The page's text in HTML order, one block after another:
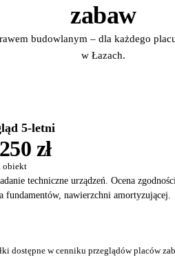
zabaw
budowlanym – dla każdego
w Łazach.
5-letni
zł
obiekt
techniczne urządzeń. Ocena
fundamentów, nawierzchni amortyzującej.
dostępne wcenniku przeglądów placów